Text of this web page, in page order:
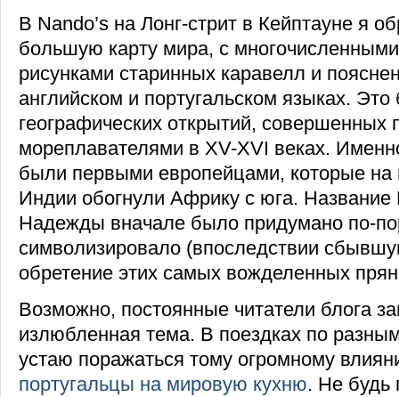
В Nando’s на Лонг-стрит в Кейптауне я
большую карту мира, с
рисунками старинных каравелл и
английском и португальском языках.
географических открытий, совершенных
мореплавателями в XV-XVI веках.
были первыми европейцами, которые на
Индии обогнули Африку с юга.
Надежды вначале было придумано по-
символизировало (впоследствии
обретение этих самых вожделенных
Возможно, постоянные читатели блога
излюбленная тема. В поездках по
устаю поражаться тому огромному
португальцы на мировую кухню. Не будь